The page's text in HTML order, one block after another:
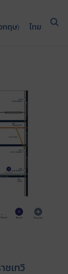
กฤษ) ไทย
ชเทวี